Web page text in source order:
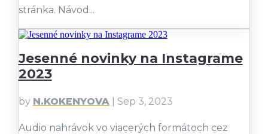
stránka. Návod...
Jesenné novinky na Instagrame
2023
by N.KOKENYOVA Sep 3, 2023
Audio nahrávok vo viacerých formátoch cez